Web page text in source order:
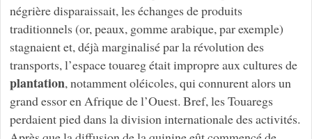
négrière disparaissait, les échanges de produits
traditionnels (or, peaux, gomme arabique, par exemple)
stagnaient et, déjà marginalisé par la révolution des
transports, l’espace touareg était impropre aux cultures de
plantation, notamment oléicoles, qui connurent alors un
grand essor en Afrique de l’Ouest. Bref, les Touaregs
perdaient pied dans la division internationale des activités.